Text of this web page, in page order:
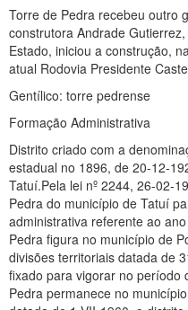
Torre de Pedra recebeu outro
construtora Andrade
Estado, iniciou a construção,
atual Rodovia Presidente
Gentílico: torre pedrense
Formação Administrativa
Distrito criado com a
estadual no 1896, de 20-12-
Tatuí.Pela lei nº 2244, 26-02-
Pedra do município de Tatuí
administrativa referente ao
Pedra figura no município de
divisões territoriais datada de
fixado para vigorar no período
Pedra permanece no